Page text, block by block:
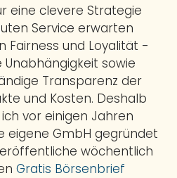
eine clevere Strategie
Service erwarten
Fairness und Loyalität -
sowie
Transparenz der
und Kosten. Deshalb
vor einigen Jahren
eigene GmbH gegründet
wöchentlich
Gratis Börsenbrief